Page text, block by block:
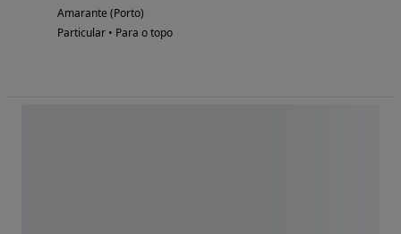
Amarante (Porto)
Particular • Para o topo